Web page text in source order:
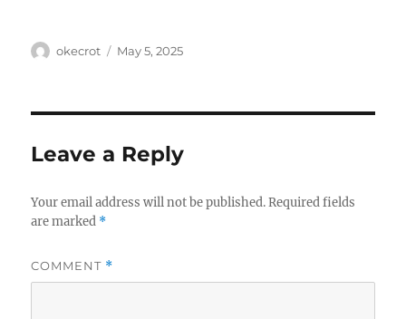
Author
okecrot
Posted
May 5, 2025
Leave a Reply
Your email address will not be published. Required fields
are marked *
COMMENT *